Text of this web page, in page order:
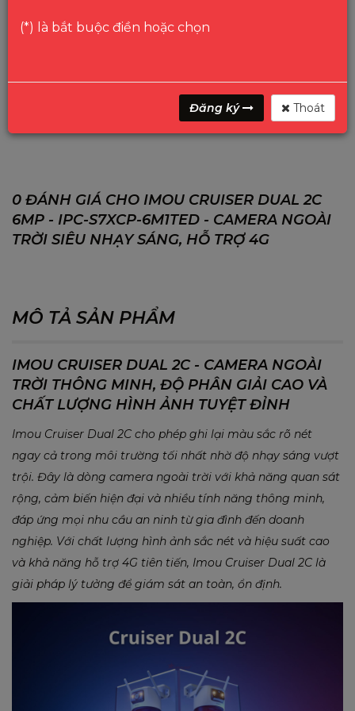
GỌIHOTLINE
IMOU Cruiser Dual 2C 6MP - IPC-S7XCP-6M1TED
0 ĐÁNH GIÁ CHO IMOU CRUISER DUAL 2C
6MP - IPC-S7XCP-6M1TED - CAMERA NGOÀI
TRỜI SIÊU NHẠY SÁNG, HỖ TRỢ 4G
MÔ TẢ SẢN PHẨM
IMOU CRUISER DUAL 2C - CAMERA NGOÀI
TRỜI THÔNG MINH, ĐỘ PHÂN GIẢI CAO VÀ
CHẤT LƯỢNG HÌNH ẢNH TUYỆT ĐỈNH
Imou Cruiser Dual 2C cho phép ghi lại màu sắc rõ nét
ngay cả trong môi trường tối nhất nhờ độ nhạy sáng vượt
trội. Đây là dòng camera ngoài trời với khả năng quan sát
rộng, cảm biến hiện đại và nhiều tính năng thông minh,
đáp ứng mọi nhu cầu an ninh từ gia đình đến doanh
nghiệp. Với chất lượng hình ảnh sắc nét và hiệu suất cao
và khả năng hỗ trợ 4G tiên tiến, Imou Cruiser Dual 2C là
giải pháp lý tưởng để giám sát an toàn, ổn định.
(*) là bắt buộc điền hoặc chọn
Đăng ký Thoát